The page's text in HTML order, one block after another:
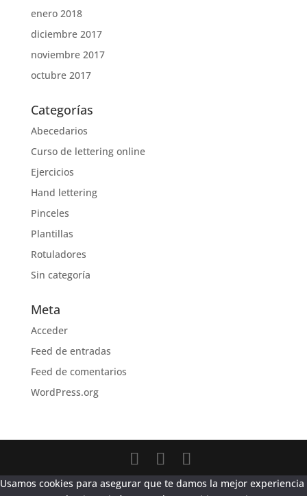
enero 2018
diciembre 2017
noviembre 2017
octubre 2017
Categorías
Abecedarios
Curso de lettering online
Ejercicios
Hand lettering
Pinceles
Plantillas
Rotuladores
Sin categoría
Meta
Acceder
Feed de entradas
Feed de comentarios
WordPress.org
Usamos cookies para asegurar que te damos la mejor experiencia